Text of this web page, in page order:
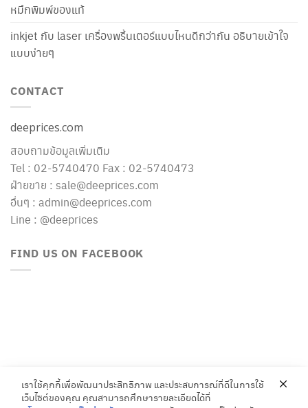
หมึกพิมพ์ของแท้
inkjet กับ laser เครื่องพริ้นเตอร์แบบไหนดีกว่ากัน อธิบายเข้าใจ
แบบง่ายๆ
CONTACT
deeprices.com
สอบถามข้อมูลเพิ่มเติม
Tel : 02-5740470 Fax : 02-5740473
ฝ่ายขาย : sale@deeprices.com
อื่นๆ : admin@deeprices.com
Line : @deeprices
FIND US ON FACEBOOK
เราใช้คุกกี้เพื่อพัฒนาประสิทธิภาพ และประสบการณ์ที่ดีในการใช้
เว็บไซต์ของคุณ คุณสามารถศึกษารายละเอียดได้ที่